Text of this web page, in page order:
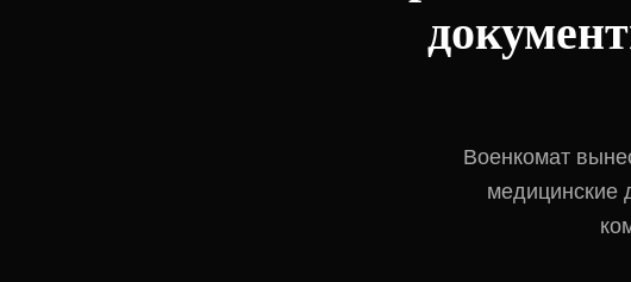
Военкомат
медицинские